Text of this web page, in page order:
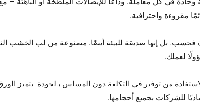
مقروءة واحترافية.
فحسب، بل إنها صديقة للبيئة أيضًا. مصنوعة من لب الخشب
لعملك.
من توفير في التكلفة دون المساس بالجودة. يتميز